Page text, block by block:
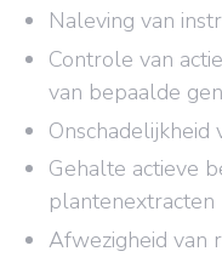
Naleving van
Controle van
van bepaalde
Gehalte actieve
plantenextracten
Afwezigheid van